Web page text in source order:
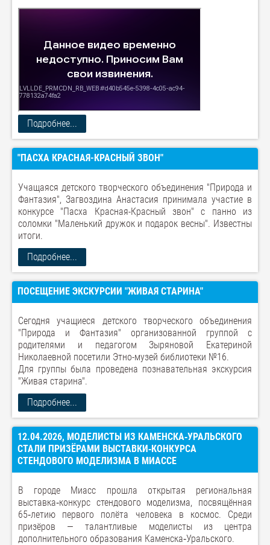
Подробнее...
"ПАСХА КРАСНАЯ-КРАСНЫЙ ЗВОН"
Учащаяся детского творческого объединения "Природа и
Фантазия", Загвоздина Анастасия принимала участие в
конкурсе "Пасха Красная-Красный звон" с панно из
соломки "Маленький дружок и подарок весны". Известны
итоги.
Подробнее...
ПОСЕЩЕНИЕ ЭКСКУРСИИ "ЖИВАЯ СТАРИНА"
Сегодня учащиеся детского творческого объединения
"Природа и Фантазия" организованной группой с
родителями и педагогом Зыряновой Екатериной
Николаевной посетили Этно-музей библиотеки №16.
Для группы была проведена познавательная экскурсия
"Живая старина".
Подробнее...
12.04.2026, МОДЕЛИСТЫ ИЗ КАМЕНСКА‑УРАЛЬСКОГО
СТАЛИ ПРИЗЁРАМИ ВЫСТАВКИ‑КОНКУРСА
СТЕНДОВОГО МОДЕЛИЗМА В МИАССЕ
В городе Миасс прошла открытая региональная
выставка‑конкурс стендового моделизма, посвящённая
65‑летию первого полёта человека в космос. Среди
призёров — талантливые моделисты из центра
дополнительного образования Каменска‑Уральского.